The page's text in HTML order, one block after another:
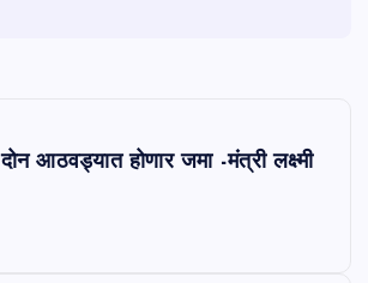
आठवड्यात होणार जमा -मंत्री लक्ष्मी